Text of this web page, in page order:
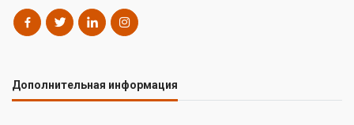
Дополнительная информация